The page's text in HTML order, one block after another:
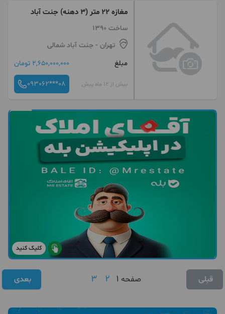
مغازه ۲۲ متر (۳ دهنه) جنت آباد
ساخت 1390
تهران - جنت آباد شمالی
مبلغ
2,650,000,000 تومان
بیش از 12 ماه پیش 093062***08
کلیک کنید
قبلی صفحه 1
2
3 بعدی